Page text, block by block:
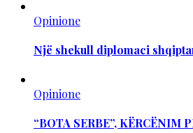
Opinione
Një shekull diplomaci
Opinione
“BOTA SERBE”, KËRCËNIM